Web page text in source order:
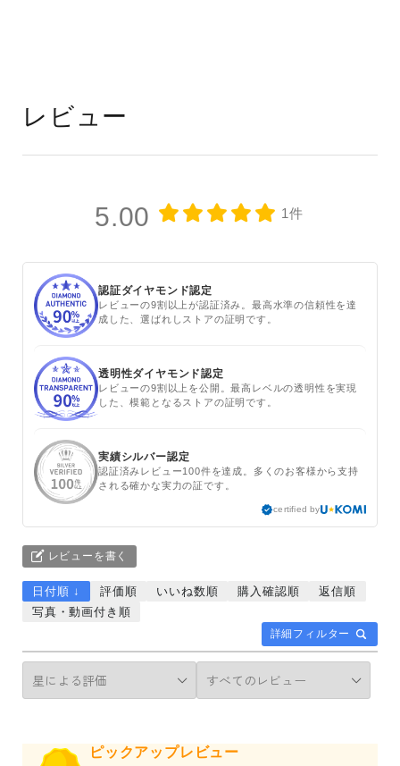
レビュー
5.00 1件
認証ダイヤモンド認定
レビューの9割以上が認証済み。最高水準の信頼性を達
成した、選ばれしストアの証明です。
透明性ダイヤモンド認定
レビューの9割以上を公開。最高レベルの透明性を実現
した、模範となるストアの証明です。
実績シルバー認定
認証済みレビュー100件を達成。多くのお客様から支持
される確かな実力の証です。
certified by
レビューを書く
詳細フィルター
日付順 ↓ 評価順 いいね数順 購入確認順
返信順
写真・動画付き順
ピックアップレビュー